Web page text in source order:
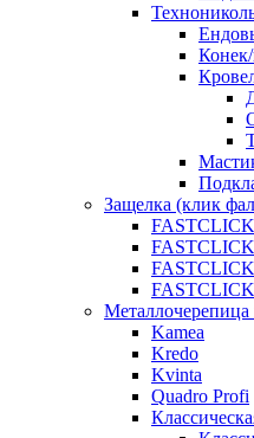
Защелка (клик
FASTCLICK
Kamea
Kredo
Kvinta
Quadro Profi